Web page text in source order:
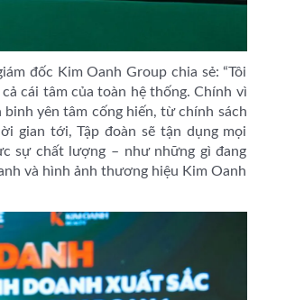
đốc Kim Oanh Group chia sẻ: “Tôi
cái tâm của toàn hệ thống. Chính vì
yên tâm cống hiến, từ chính sách
gian tới, Tập đoàn sẽ tận dụng mọi
sự chất lượng – như những gì đang
và hình ảnh thương hiệu Kim Oanh